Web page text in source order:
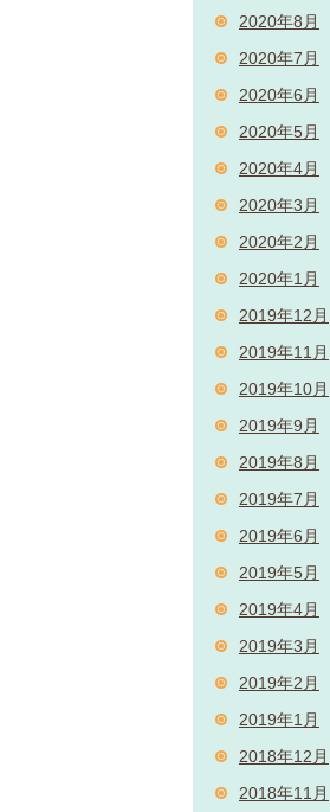
2020年8月
2020年7月
2020年6月
2020年5月
2020年4月
2020年3月
2020年2月
2020年1月
2019年12月
2019年11月
2019年10月
2019年9月
2019年8月
2019年7月
2019年6月
2019年5月
2019年4月
2019年3月
2019年2月
2019年1月
2018年12月
2018年11月